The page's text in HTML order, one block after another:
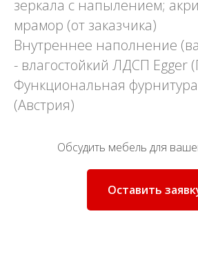
зеркала с напылением;
мрамор (от заказчика)
Внутреннее наполнение
- влагостойкий ЛДСП Egger
Функциональная
(Австрия)
Обсудить мебель для
Оставить